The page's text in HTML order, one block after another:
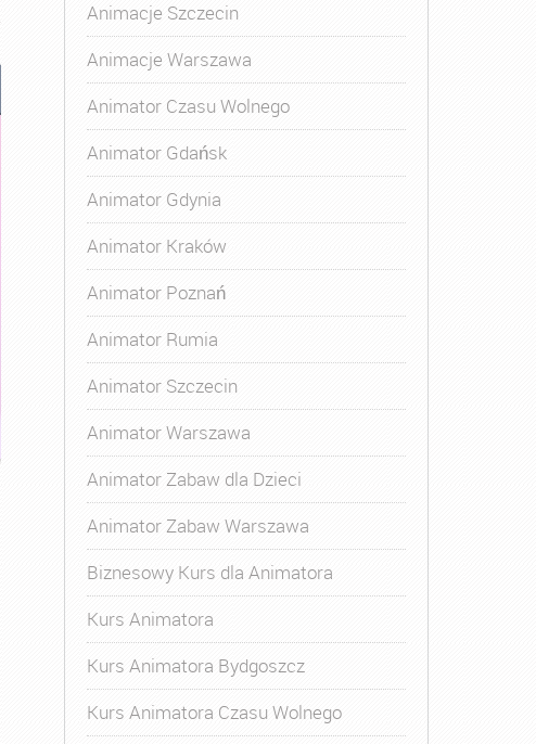
Kurs Animatora Gdynia,Kurs Animatora Katowice
Animacje Szczecin
Animacje Warszawa
Animator Czasu Wolnego
Animator Gdańsk
Animator Gdynia
Animator Kraków
Animator Poznań
Animator Rumia
Animator Szczecin
Animator Warszawa
Animator Zabaw dla Dzieci
Animator Zabaw Warszawa
Biznesowy Kurs dla Animatora
Kurs Animatora
Kurs Animatora Bydgoszcz
Kurs Animatora Czasu Wolnego